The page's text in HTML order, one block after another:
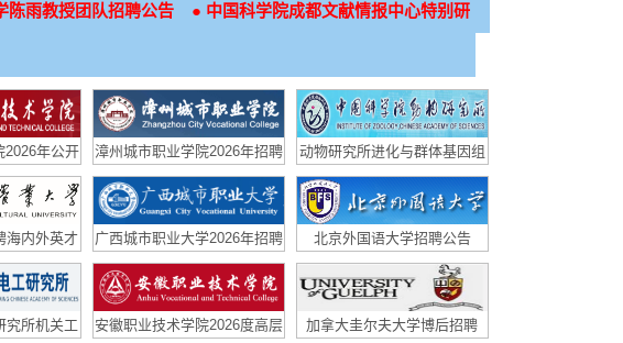
陈雨教授团队招聘公告● 中国科学院成都文献情报中心特别研
2026年公开
漳州城市职业学院2026年招聘
高层次人才方案
动物研究所进化与群体基因组
学研究组博士后招聘启事
海内外英才
广西城市职业大学2026年招聘
启事
北京外国语大学招聘公告
究所机关工
安徽职业技术学院2026度高层
加拿大圭尔夫大学博后招聘